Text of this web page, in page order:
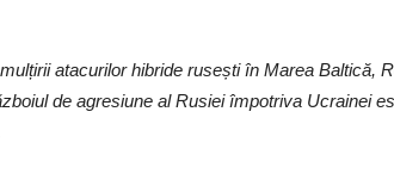
atacurilor hibride rusești în Marea
de agresiune al Rusiei împotriva Ucrainei